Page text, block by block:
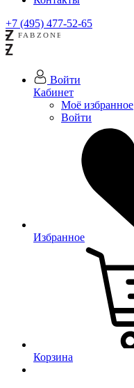
+7 (495) 477-52-65
Войти
Кабинет
Моё избранное
Войти
Избранное
Корзина